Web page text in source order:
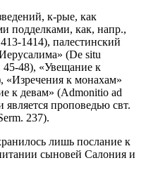
к-рые, как
подделками, как, напр.,
1414), палестинский
(De situ
45-48), «Увещание к
«Изречения к монахам»
к девам» (Admonitio ad
является проповедью свт.
237).
лишь послание к
сыновей Салония и